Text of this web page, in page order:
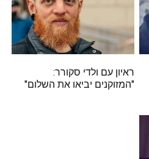
ראיון עם ולדי סקורר:
"המזוקנים יביאו את השלום"